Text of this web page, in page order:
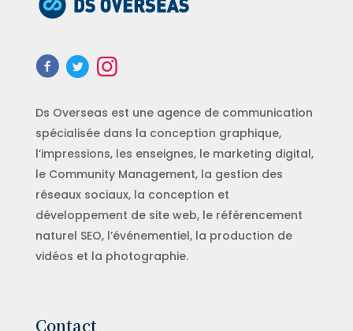
Ds Overseas est une agence de communication
spécialisée dans la conception graphique,
l’impressions, les enseignes, le marketing digital,
le Community Management, la gestion des
réseaux sociaux, la conception et
développement de site web, le référencement
naturel SEO, l’événementiel, la production de
vidéos et la photographie.
Contact